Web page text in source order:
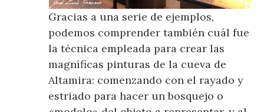
Gracias a una serie de ejemplos,
podemos comprender también cuál fue
la técnica empleada para crear las
magníficas pinturas de la cueva de
Altamira: comenzando con el rayado y
estriado para hacer un bosquejo o